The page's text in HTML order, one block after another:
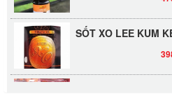
SỐT XO LEE KUM